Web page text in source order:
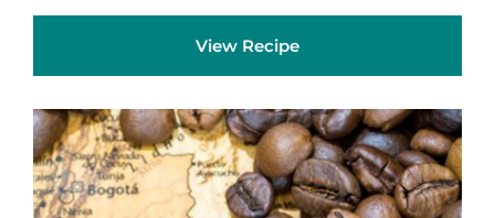
View Recipe